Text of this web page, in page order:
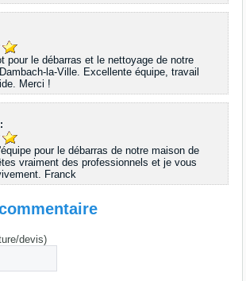
pour le débarras et le nettoyage de notre
la-Ville. Excellente équipe, travail
Merci !
pour le débarras de notre maison de
vraiment des professionnels et je vous
Franck
devis)